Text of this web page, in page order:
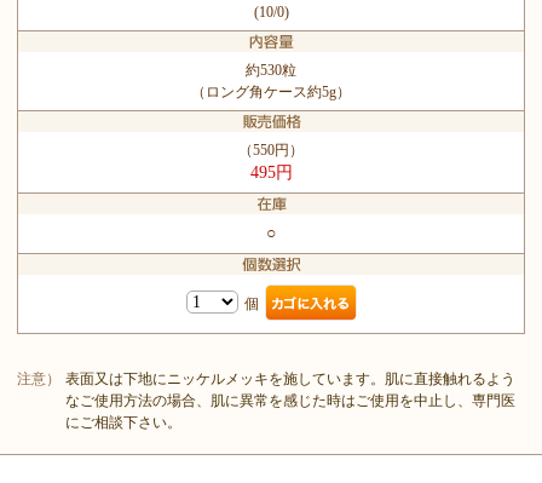
(10/0)
約530粒
（ロング角ケース約5g）
（550円）
495円
○
個
注意）
表面又は下地にニッケルメッキを施しています。肌に直接触れるよう
なご使用方法の場合、肌に異常を感じた時はご使用を中止し、専門医
にご相談下さい。